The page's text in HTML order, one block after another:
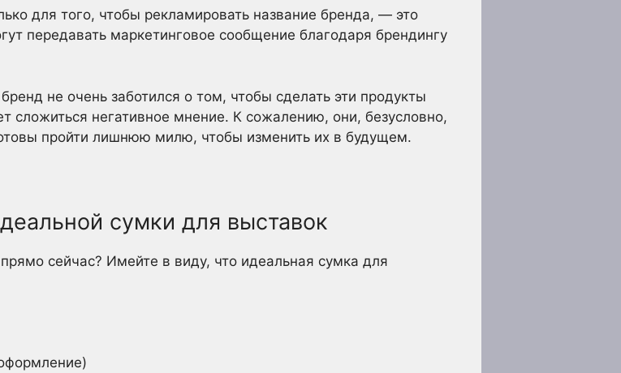
для того, чтобы рекламировать название бренда, — это
передавать маркетинговое сообщение благодаря брендингу
не очень заботился о том, чтобы сделать эти продукты
сложиться негативное мнение. К сожалению, они, безусловно,
пройти лишнюю милю, чтобы изменить их в будущем.
сумки для выставок
сейчас? Имейте в виду, что идеальная сумка для